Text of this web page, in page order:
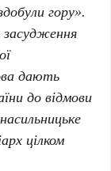
гору».
дають
до відмови
цілком